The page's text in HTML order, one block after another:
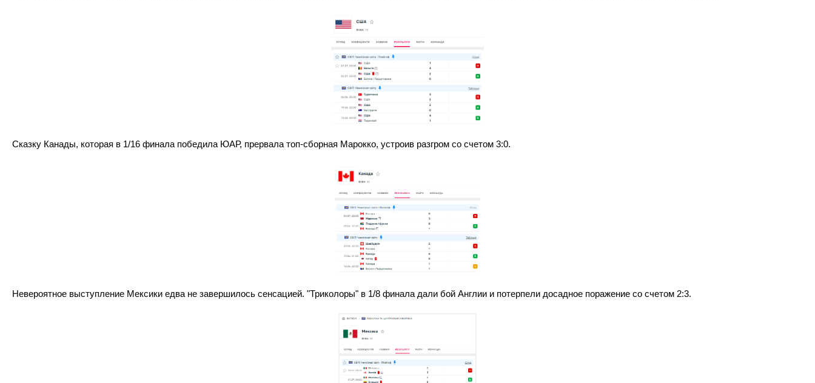
Сказку Канады, которая в 1/16 финала победила ЮАР, прервала топ-сборная Марокко, устроив разгром со счетом 3:0.
Невероятное выступление Мексики едва не завершилось сенсацией. "Триколоры" в 1/8 финала дали бой Англии и потерпели досадное поражение со счетом 2:3.